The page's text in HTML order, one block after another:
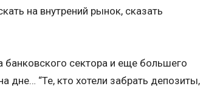
на внутрений рынок, сказать
банковского сектора и еще большего
дне… “Те, кто хотели забрать депозиты,